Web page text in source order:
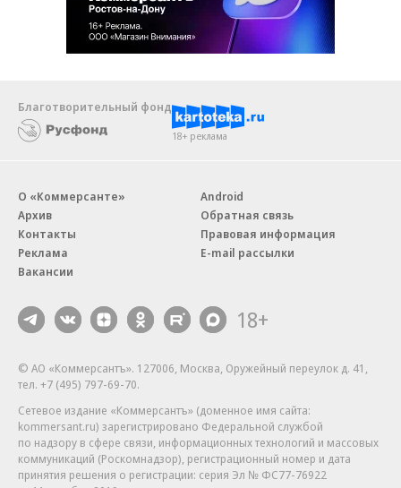
Благотворительный фонд
18+ реклама
О «Коммерсанте»
Архив
Контакты
Реклама
Вакансии
Android
Обратная связь
Правовая информация
E-mail рассылки
18+
© АО «Коммерсантъ». 127006, Москва, Оружейный переулок д. 41,
тел. +7 (495) 797-69-70.
Сетевое издание «Коммерсантъ» (доменное имя сайта:
kommersant.ru) зарегистрировано Федеральной службой
по надзору в сфере связи, информационных технологий и массовых
коммуникаций (Роскомнадзор), регистрационный номер и дата
принятия решения о регистрации: серия Эл № ФС77-76922